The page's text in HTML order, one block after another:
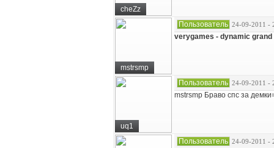
cheZz
mstrsmp
Пользователь 24-09-2011 -
verygames - dynamic grand
uq1
Пользователь 24-09-2011 -
mstrsmp Браво спс за
Пользователь 24-09-2011 -